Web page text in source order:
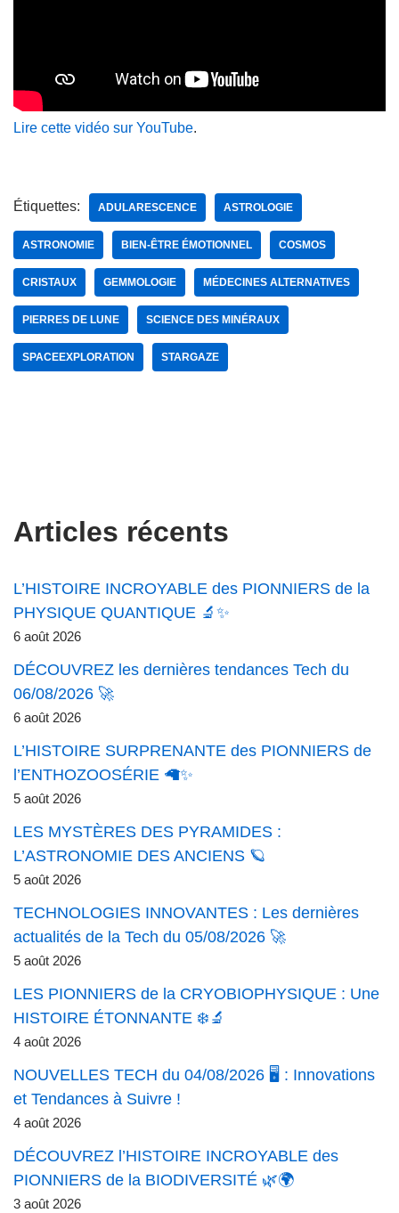
Lire cette vidéo sur YouTube.
Étiquettes: ADULARESCENCE ASTROLOGIE
ASTRONOMIE BIEN-ÊTRE ÉMOTIONNEL COSMOS
CRISTAUX GEMMOLOGIE MÉDECINES ALTERNATIVES
PIERRES DE LUNE SCIENCE DES MINÉRAUX
SPACEEXPLORATION STARGAZE
Articles récents
L’HISTOIRE INCROYABLE des PIONNIERS de la
PHYSIQUE QUANTIQUE 🔬✨
6 août 2026
DÉCOUVREZ les dernières tendances Tech du
06/08/2026 🚀
6 août 2026
L’HISTOIRE SURPRENANTE des PIONNIERS de
l’ENTHOZOOSÉRIE 🦙✨
5 août 2026
LES MYSTÈRES DES PYRAMIDES :
L’ASTRONOMIE DES ANCIENS 🪐
5 août 2026
TECHNOLOGIES INNOVANTES : Les dernières
actualités de la Tech du 05/08/2026 🚀
5 août 2026
LES PIONNIERS de la CRYOBIOPHYSIQUE : Une
HISTOIRE ÉTONNANTE ❄️🔬
4 août 2026
NOUVELLES TECH du 04/08/2026 🖥️ : Innovations
et Tendances à Suivre !
4 août 2026
DÉCOUVREZ l’HISTOIRE INCROYABLE des
PIONNIERS de la BIODIVERSITÉ 🌿🌍
3 août 2026